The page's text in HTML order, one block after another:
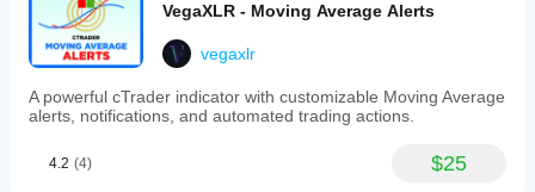
VegaXLR - Moving Average Alerts
vegaxlr
A powerful cTrader indicator with customizable Moving Average
alerts, notifications, and automated trading actions.
4.2 (4) $25